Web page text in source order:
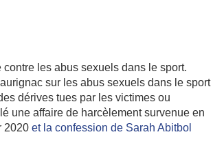
les abus sexuels dans le sport.
sur les abus sexuels dans le sport
dérives tues par les victimes ou
une affaire de harcèlement survenue en
2020 et la confession de Sarah Abitbol